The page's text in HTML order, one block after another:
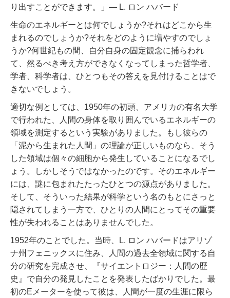
り出すことができます。」 ― L. ロン ハバード
生命のエネルギーとは何でしょうか?それはどこから生
まれるのでしょうか?それをどのように増やすのでしょ
うか?何世紀もの間、自分自身の固定観念に捕らわれ
て、然るべき考え方ができなくなってしまった哲学者、
学者、科学者は、ひとつもその答えを見付けることはで
きないでしょう。
適切な例としては、1950年の初頭、アメリカの有名大学
で行われた、人間の身体を取り囲んでいるエネルギーの
領域を測定するという実験がありました。もし彼らの
「泥から生まれた人間」の理論が正しいものなら、そう
した領域は個々の細胞から発生していることになるでし
ょう。しかしそうではなかったのです。そのエネルギー
には、謎に包まれたたったひとつの源点がありました。
そして、そういった結果が科学という名のもとにさっと
隠されてしまう一方で、ひとりの人間にとってその重要
性が失われることはありませんでした。
1952年のことでした。当時、L. ロン ハバードはアリゾ
ナ州フェニックスに住み、人間の過去全領域に関する自
分の研究を完成させ、『サイエントロジー：人間の歴
史』で自分の発見したことを発表したばかりでした。 最
初のEメーターを使って彼は、人間が一度の生涯に限ら